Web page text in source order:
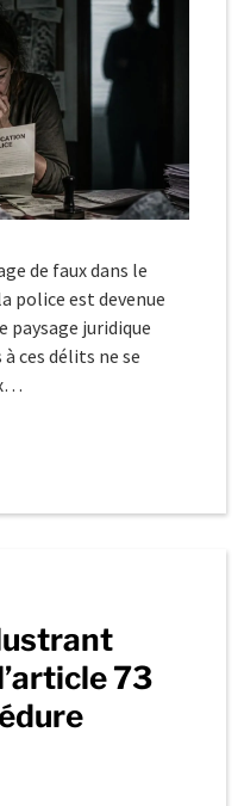
de faux dans le
police est devenue
paysage juridique
ces délits ne se
73